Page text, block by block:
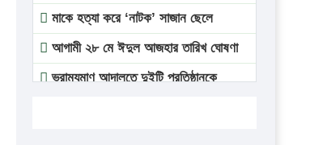
মাকে হত্যা করে ‘নাটক’ সাজান ছেলে
আগামী ২৮ মে ঈদুল আজহার তারিখ ঘোষণা
ভ্রাম্যমাণ আদালতে দুইটি প্রতিষ্ঠানকে